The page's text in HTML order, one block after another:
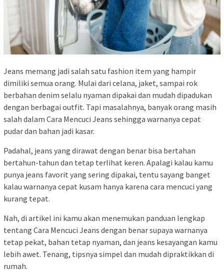
Jeans memang jadi salah satu fashion item yang hampir
dimiliki semua orang. Mulai dari celana, jaket, sampai rok
berbahan denim selalu nyaman dipakai dan mudah dipadukan
dengan berbagai outfit. Tapi masalahnya, banyak orang masih
salah dalam Cara Mencuci Jeans sehingga warnanya cepat
pudar dan bahan jadi kasar.
Padahal, jeans yang dirawat dengan benar bisa bertahan
bertahun-tahun dan tetap terlihat keren. Apalagi kalau kamu
punya jeans favorit yang sering dipakai, tentu sayang banget
kalau warnanya cepat kusam hanya karena cara mencuci yang
kurang tepat.
Nah, di artikel ini kamu akan menemukan panduan lengkap
tentang Cara Mencuci Jeans dengan benar supaya warnanya
tetap pekat, bahan tetap nyaman, dan jeans kesayangan kamu
lebih awet. Tenang, tipsnya simpel dan mudah dipraktikkan di
rumah.